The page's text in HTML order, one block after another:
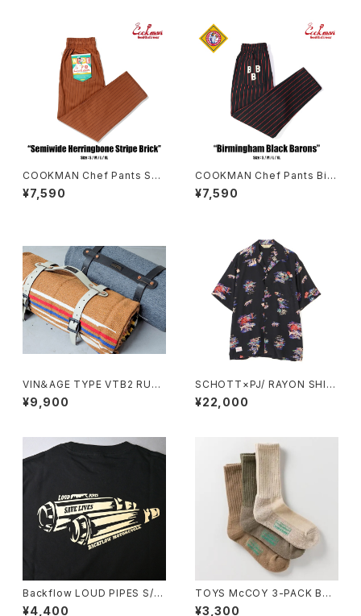
COOKMAN Chef Pants Se
miwide Herringbone Stripe
Brick
¥7,590
COOKMAN Chef Pants Bir
mingham Black Barons
¥7,590
VIN＆AGE TYPE VTB2 RUG
& LEATHER RUG HOLDER
¥9,900
SCHOTT×PJ/ RAYON SHIR
T ALOHALAND
¥22,000
Backflow LOUD PIPES S/S
T-SHIRT
¥4,400
TOYS McCOY 3-PACK BO
OTS SOCKS
¥3,300